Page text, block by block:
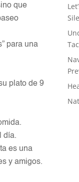
que
para una
plato de 9
día.
es una
y amigos.